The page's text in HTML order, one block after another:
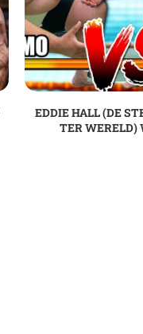
EDDIE HALL (DE
TER WERELD)